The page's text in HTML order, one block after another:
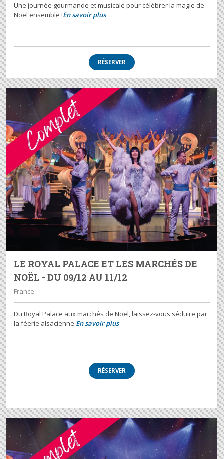
Une journée gourmande et musicale pour célébrer la magie de
Noël ensemble !En savoir plus
RÉSERVER
LE ROYAL PALACE ET LES MARCHÉS DE
NOËL - DU 09/12 AU 11/12
France
Du Royal Palace aux marchés de Noël, laissez-vous séduire par
la féerie alsacienne.En savoir plus
RÉSERVER